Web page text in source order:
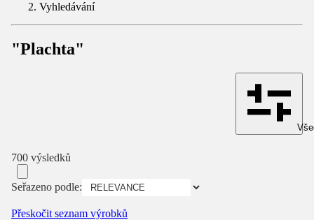
Vyhledávání
"Plachta"
700 výsledků
Seřazeno podle:
Přeskočit seznam výrobků